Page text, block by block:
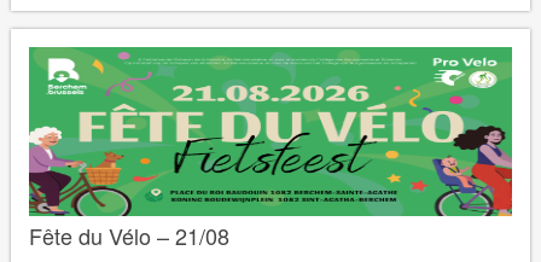
Fête du Vélo – 21/08